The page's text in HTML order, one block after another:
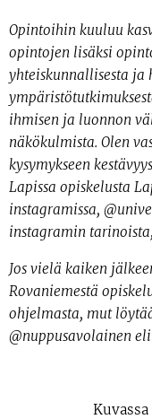
Opintoihin kuuluu
opintojen lisäksi
yhteiskunnallisesta ja
ihmisen ja luonnon
näkökulmista. Olen
kysymykseen
Lapissa opiskelusta
instagramissa,
instagramin
Jos vielä kaiken
Rovaniemestä
ohjelmasta, mut
@nuppusavolainen